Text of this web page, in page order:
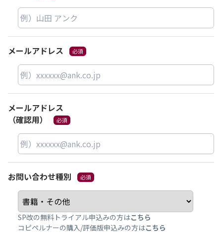
メールアドレス
メールアドレス
（確認用）
お問い合わせ種別
SP改の無料トライアル申込みの方はこちら
コピペルナーの購入/評価版申込みの方はこちら